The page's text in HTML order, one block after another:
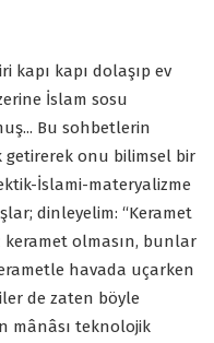
kapı kapı dolaşıp ev
İslam sosu
Bu sohbetlerin
getirerek onu bilimsel bir
İslami-materyalizme
dinleyelim: “Keramet
olmasın, bunlar
havada uçarken
de zaten böyle
mânâsı teknolojik